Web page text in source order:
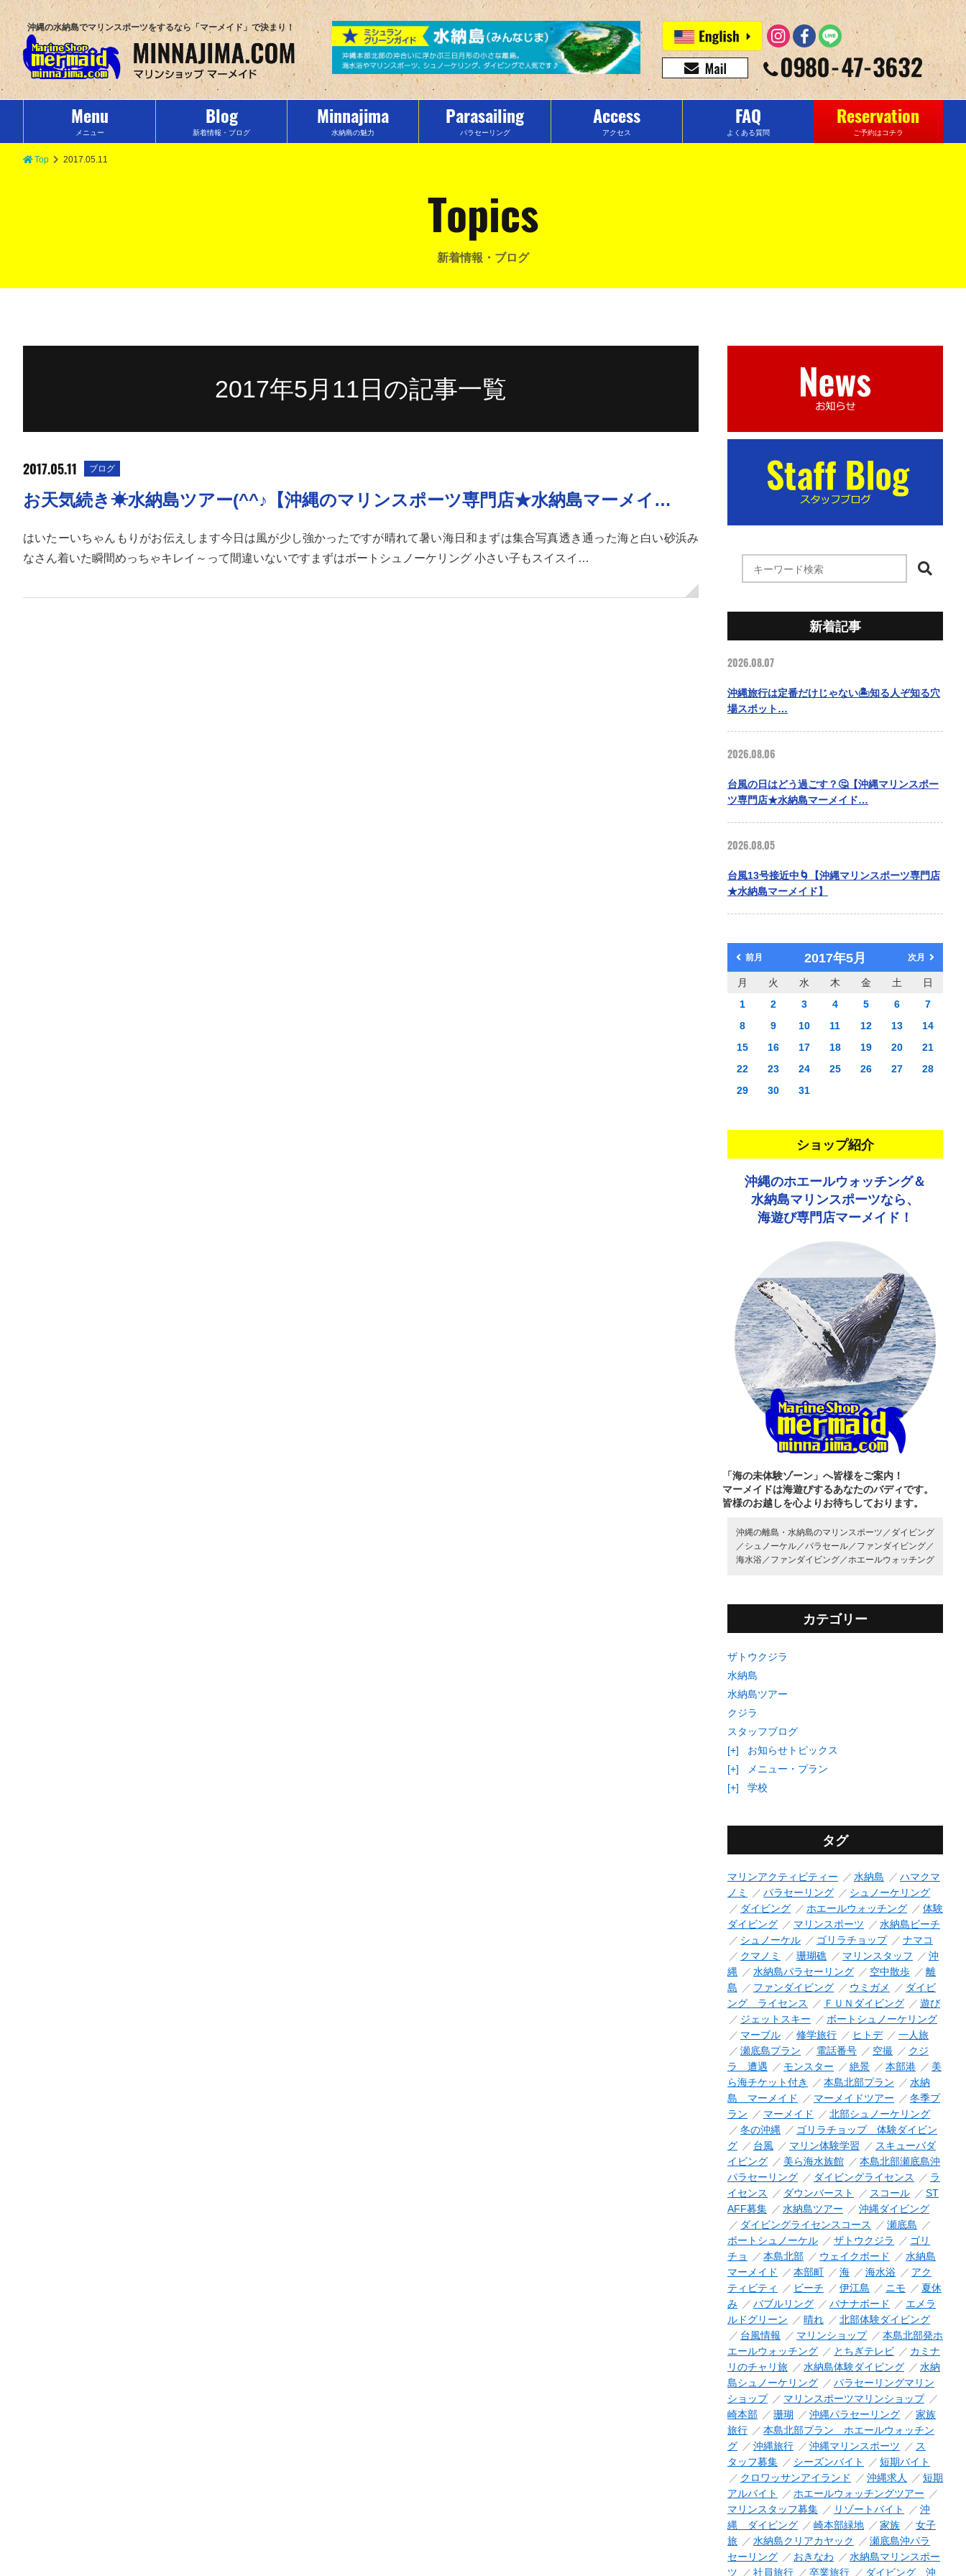
沖縄の水納島でマリンスポーツをするなら「マーメイド」で決まり！
Menu
メニュー
Blog
新着情報・ブログ
Minnajima
水納島の魅力
Parasailing
パラセーリング
Access
アクセス
FAQ
よくある質問
Reservation
ご予約はコチラ
Top 2017.05.11
Topics
新着情報・ブログ
2017年5月11日の記事一覧
2017.05.11 ブログ
お天気続き☀水納島ツアー(^^♪【沖縄のマリンスポーツ専門店★水納島マーメイ…
はいたーいちゃんもりがお伝えします今日は風が少し強かったですが晴れて暑い海日和まずは集合写真透き通った海と白い砂浜み
なさん着いた瞬間めっちゃキレイ～って間違いないですまずはボートシュノーケリング 小さい子もスイスイ…
新着記事
2026.08.07
沖縄旅行は定番だけじゃない🏝️知る人ぞ知る穴
場スポット…
2026.08.06
台風の日はどう過ごす？🤔【沖縄マリンスポー
ツ専門店★水納島マーメイド…
2026.08.05
台風13号接近中🌀【沖縄マリンスポーツ専門店
★水納島マーメイド】
前月 2017年5月 次月
月 火 水 木 金 土
日
1
2 3 4 5 6
7
8
9 10 11 12 13
14
15
16 17 18 19 20
21
22
23 24 25 26 27
28
29
30 31
ショップ紹介
沖縄のホエールウォッチング＆
水納島マリンスポーツなら、
海遊び専門店マーメイド！
「海の未体験ゾーン」へ皆様をご案内！
マーメイドは海遊びするあなたのバディです。
皆様のお越しを心よりお待ちしております。
沖縄の離島・水納島のマリンスポーツ／ ダイビング
／ シュノーケル／ パラセール／ ファンダイビング／
海水浴／ ファンダイビング／ ホエールウォッチング
カテゴリー
ザトウクジラ
水納島
水納島ツアー
クジラ
スタッフブログ
[+]
お知らせトピックス
[+]
メニュー・プラン
[+]
学校
タグ
マリンアクティビティー 水納島
ハマクマ
ノミ
パラセーリング
シュノーケリング
ダイビング
ホエールウォッチング
体験
ダイビング
マリンスポーツ
水納島ビーチ
シュノーケル
ゴリラチョップ
ナマコ
クマノミ
珊瑚礁 マリンスタッフ
沖
縄
水納島パラセーリング 空中散歩
離
島
ファンダイビング ウミガメ
ダイビ
ング ライセンス
ＦＵＮダイビング
遊び
ジェットスキー
ボートシュノーケリング
マーブル
修学旅行 ヒトデ
一人旅
瀬底島プラン
電話番号 空撮
クジ
ラ 遭遇
モンスター 絶景 本部港
美
ら海チケット付き
本島北部プラン
水納
島 マーメイド
マーメイドツアー
冬季プ
ラン
マーメイド
北部シュノーケリング
冬の沖縄
ゴリラチョップ 体験ダイビン
グ
台風 マリン体験学習
スキューバダ
イビング
美ら海水族館
本島北部瀬底島沖
パラセーリング
ダイビングライセンス
ラ
イセンス
ダウンバースト スコール
ST
AFF募集
水納島ツアー
沖縄ダイビング
ダイビングライセンスコース
瀬底島
ボートシュノーケル
ザトウクジラ
ゴリ
チョ
本島北部 ウェイクボード
水納島
マーメイド
本部町 海 海水浴
アク
ティビティ
ビーチ 伊江島 ニモ
夏休
み
バブルリング バナナボード
エメラ
ルドグリーン
晴れ
北部体験ダイビング
台風情報
マリンショップ
本島北部発ホ
エールウォッチング
とちぎテレビ
カミナ
リのチャリ旅
水納島体験ダイビング
水納
島シュノーケリング
パラセーリングマリン
ショップ
マリンスポーツマリンショップ
崎本部
珊瑚 沖縄パラセーリング
家族
旅行
本島北部プラン ホエールウォッチン
グ
沖縄旅行 沖縄マリンスポーツ
ス
タッフ募集
シーズンバイト
短期バイト
クロワッサンアイランド
沖縄求人
短期
アルバイト
ホエールウォッチングツアー
マリンスタッフ募集
リゾートバイト
沖
縄 ダイビング
崎本部緑地 家族
女子
旅
水納島クリアカヤック
瀬底島沖パラ
セーリング
おきなわ
水納島マリンスポー
ツ
社員旅行 卒業旅行 ダイビング 沖